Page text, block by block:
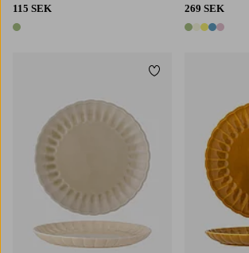
115 SEK
1 färg
269 SEK
5 färger
Lägg till i favoriter